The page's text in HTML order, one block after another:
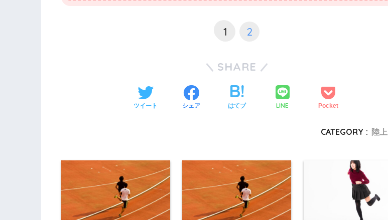
1 2
SHARE
ツイート シェア はてブ LINE Pocket
CATEGORY : 陸上